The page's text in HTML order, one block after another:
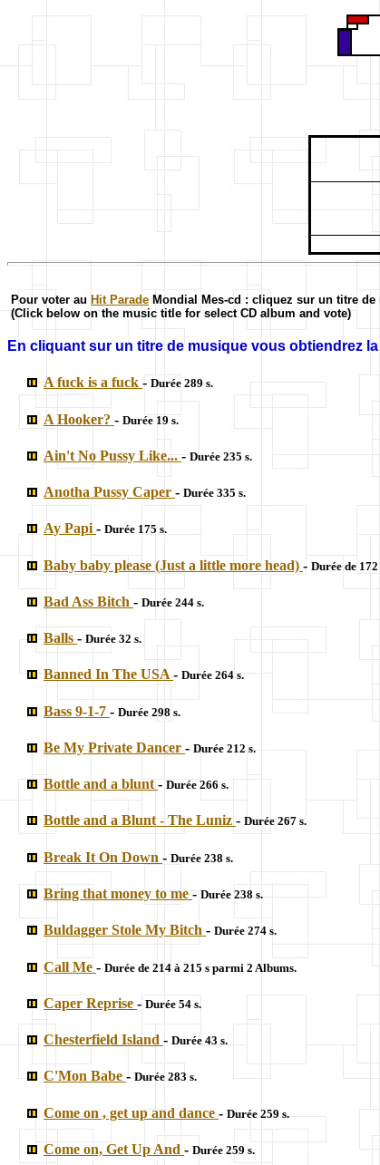
Pour voter au Hit Parade Mondial Mes-cd : cliquez sur un titre
(Click below on the music title for select CD album and vote)
En cliquant sur un titre de musique vous obtiendrez
A fuck is a fuck - Durée 289 s.
A Hooker? - Durée 19 s.
Ain't No Pussy Like... - Durée 235 s.
Anotha Pussy Caper - Durée 335 s.
Ay Papi - Durée 175 s.
Baby baby please (Just a little more head) - Durée de
Bad Ass Bitch - Durée 244 s.
Balls - Durée 32 s.
Banned In The USA - Durée 264 s.
Bass 9-1-7 - Durée 298 s.
Be My Private Dancer - Durée 212 s.
Bottle and a blunt - Durée 266 s.
Bottle and a Blunt - The Luniz - Durée 267 s.
Break It On Down - Durée 238 s.
Bring that money to me - Durée 238 s.
Buldagger Stole My Bitch - Durée 274 s.
Call Me - Durée de 214 à 215 s parmi 2 Albums.
Caper Reprise - Durée 54 s.
Chesterfield Island - Durée 43 s.
C'Mon Babe - Durée 283 s.
Come on , get up and dance - Durée 259 s.
Come on, Get Up And- Durée 259 s.